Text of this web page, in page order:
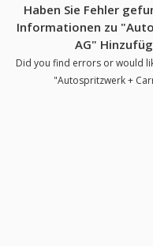
Haben Sie Fehler
Informationen zu
AG"
Did you find errors or would
"Autospritzwerk +